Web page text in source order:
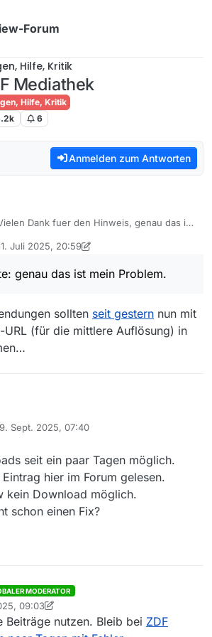
Forum
Hilfe, Kritik
Mediathek
Hilfe, Kritik
6
Anmelden zum Antworten
Dank fuer den Hinweis, genau das ist
Juli 2025, 20:59
von styroll7. Nov. 2025, 23:00
genau das ist mein Problem.
sollten seit gestern nun mit
URL (für die mittlere Auflösung) in
9. Sept. 2025, 07:40
von
seit ein paar Tagen möglich.
hier im Forum gelesen.
kein Download möglich.
schon einen Fix?
MODERATOR
09:03
Beiträge nutzen. Bleib bei ZDF